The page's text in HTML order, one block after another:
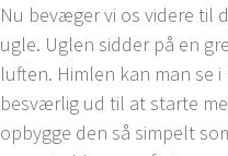
Nu bevæger vi os videre til
ugle. Uglen sidder på en
luften. Himlen kan man se
besværlig ud til at starte
opbygge den så simpelt